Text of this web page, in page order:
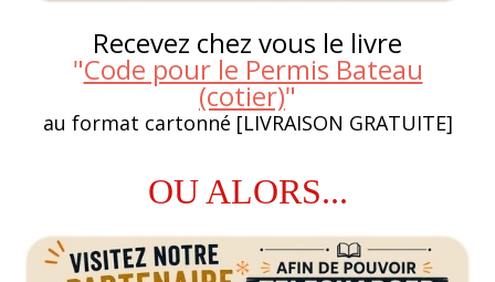
Recevez chez vous le livre
"Code pour le Permis Bateau
(cotier)"
au format cartonné [LIVRAISON GRATUITE]
OU ALORS...